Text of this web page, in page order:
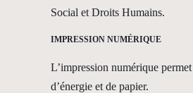
Social et Droits Humains.
IMPRESSION NUMÉRIQUE
L’impression numérique
d’énergie et de papier.